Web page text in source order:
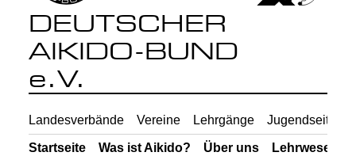
DEUTSCHER
AIKIDO-BUND
e.V.
Landesverbände Vereine Lehrgänge Jugendseiten
Startseite Was ist Aikido? Über uns Lehrwesen